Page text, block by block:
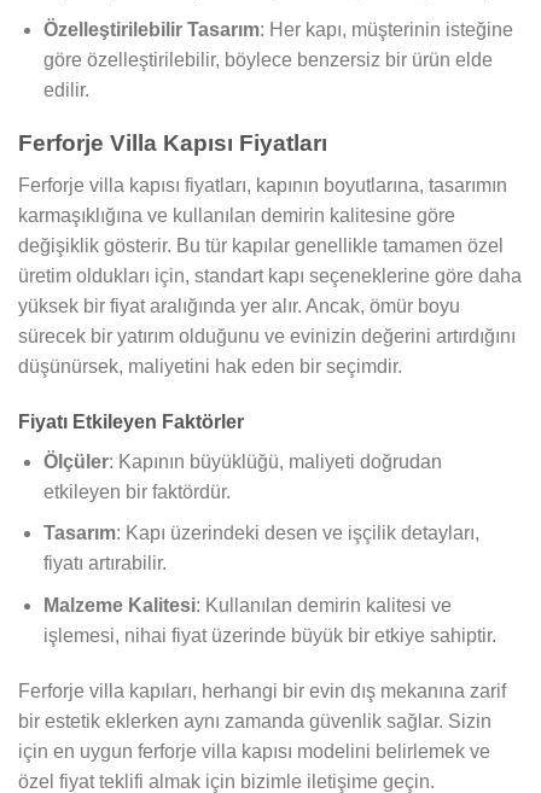
Özelleştirilebilir Tasarım: Her kapı, müşterinin isteğine
göre özelleştirilebilir, böylece benzersiz bir ürün elde
edilir.
Ferforje Villa Kapısı Fiyatları
Ferforje villa kapısı fiyatları, kapının boyutlarına, tasarımın
karmaşıklığına ve kullanılan demirin kalitesine göre
değişiklik gösterir. Bu tür kapılar genellikle tamamen özel
üretim oldukları için, standart kapı seçeneklerine göre daha
yüksek bir fiyat aralığında yer alır. Ancak, ömür boyu
sürecek bir yatırım olduğunu ve evinizin değerini artırdığını
düşünürsek, maliyetini hak eden bir seçimdir.
Fiyatı Etkileyen Faktörler
Ölçüler: Kapının büyüklüğü, maliyeti doğrudan
etkileyen bir faktördür.
Tasarım: Kapı üzerindeki desen ve işçilik detayları,
fiyatı artırabilir.
Malzeme Kalitesi: Kullanılan demirin kalitesi ve
işlemesi, nihai fiyat üzerinde büyük bir etkiye sahiptir.
Ferforje villa kapıları, herhangi bir evin dış mekanına zarif
bir estetik eklerken aynı zamanda güvenlik sağlar. Sizin
için en uygun ferforje villa kapısı modelini belirlemek ve
özel fiyat teklifi almak için bizimle iletişime geçin.